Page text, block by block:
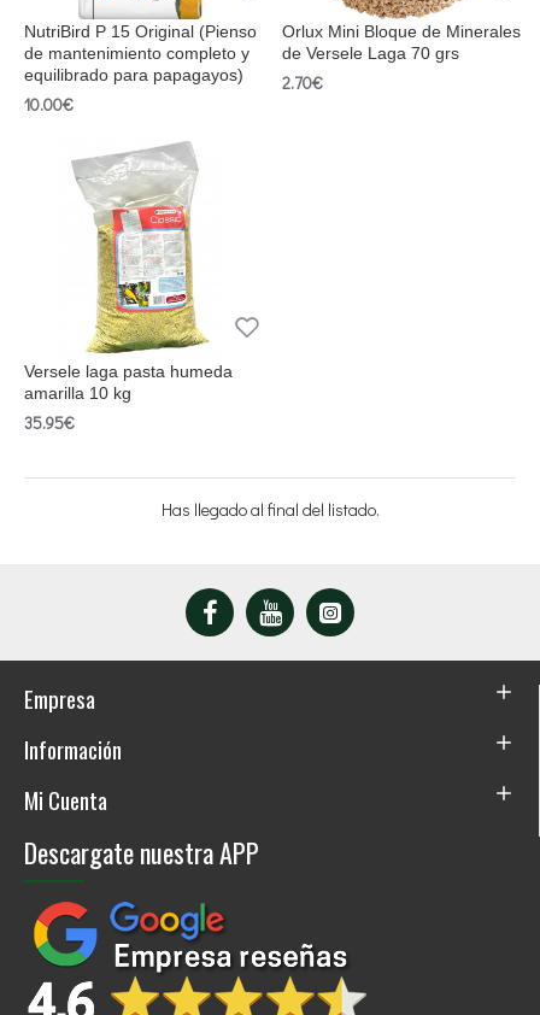
NutriBird P 15 Original (Pienso
de mantenimiento completo y
equilibrado para papagayos)
10.00€
Orlux Mini Bloque de Minerales
de Versele Laga 70 grs
2.70€
Versele laga pasta humeda
amarilla 10 kg
35.95€
Has llegado al final del listado.
Empresa
Información
Mi Cuenta
Descargate nuestra APP